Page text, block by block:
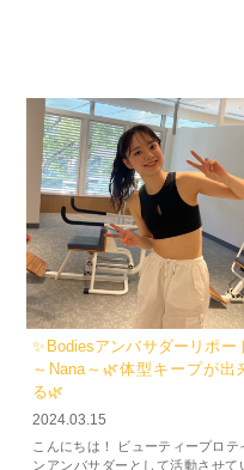
✨Bodiesアンバサダーリポー
～Nana～🌿体型キープが出
る🌿
2024.03.15
こんにちは！ ビューティープロテ
ンアンバサダーとして活動させて